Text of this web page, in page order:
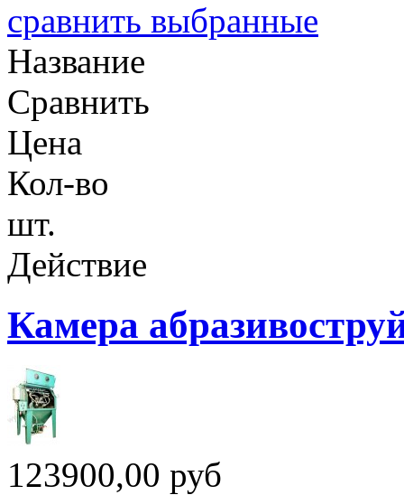
сравнить выбранные
Название
Сравнить
Цена
Кол-во
шт.
Действие
Камера
123900,00 руб